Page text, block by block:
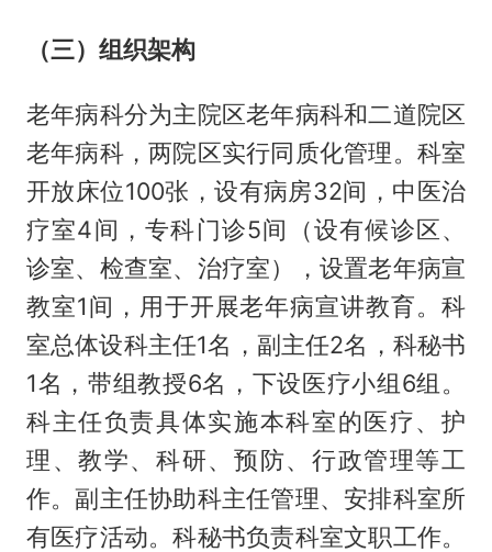
（三）组织架构
老年病科分为主院区老年病科和二道院区
老年病科，两院区实行同质化管理。科室
开放床位100张，设有病房32间，中医治
疗室4间，专科门诊5间（设有候诊区、
诊室、检查室、治疗室），设置老年病宣
教室1间，用于开展老年病宣讲教育。科
室总体设科主任1名，副主任2名，科秘书
1名，带组教授6名，下设医疗小组6组。
科主任负责具体实施本科室的医疗、护
理、教学、科研、预防、行政管理等工
作。副主任协助科主任管理、安排科室所
有医疗活动。科秘书负责科室文职工作。